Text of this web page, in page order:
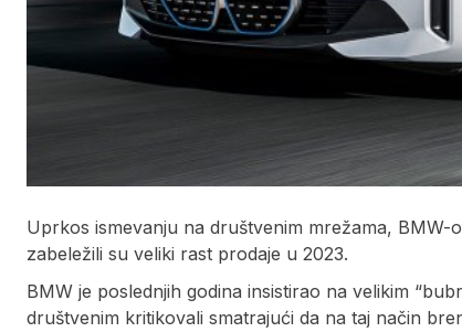
Uprkos ismevanju na društvenim mrežama, BMW-
zabeležili su veliki rast prodaje u 2023.
BMW je poslednjih godina insistirao na velikim
društvenim kritikovali smatrajući da na taj način